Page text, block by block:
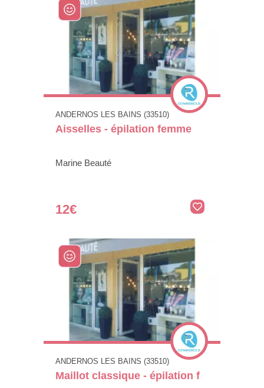
ANDERNOS LES BAINS (33510)
Aisselles - épilation femme
Marine Beauté
12€
ANDERNOS LES BAINS (33510)
Maillot classique - épilation f